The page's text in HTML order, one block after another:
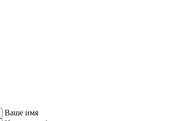
Ваше имя